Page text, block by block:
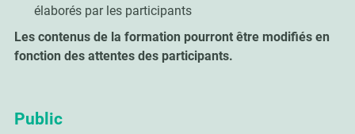
élaborés par les participants
Les contenus de la formation pourront être modifiés en
fonction des attentes des participants.
Public